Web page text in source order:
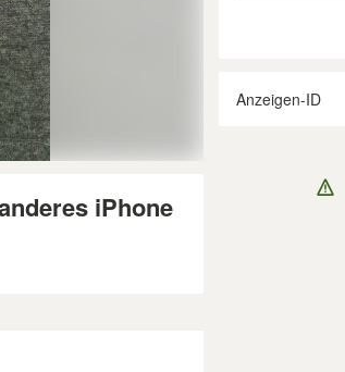
iPhone
Anzeigen-ID